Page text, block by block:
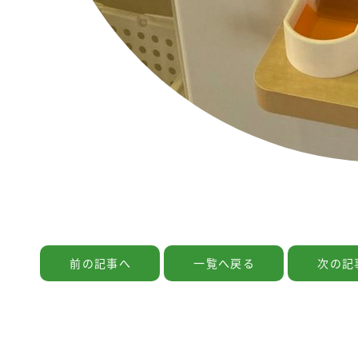
前の記事へ 一覧へ戻る 次の記